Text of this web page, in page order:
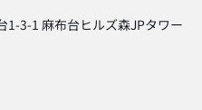
1-3-1 麻布台ヒルズ森JPタワー